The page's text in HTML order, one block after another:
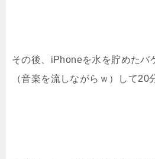
その後、iPhoneを水を貯めたバ
（音楽を流しながらｗ）して20